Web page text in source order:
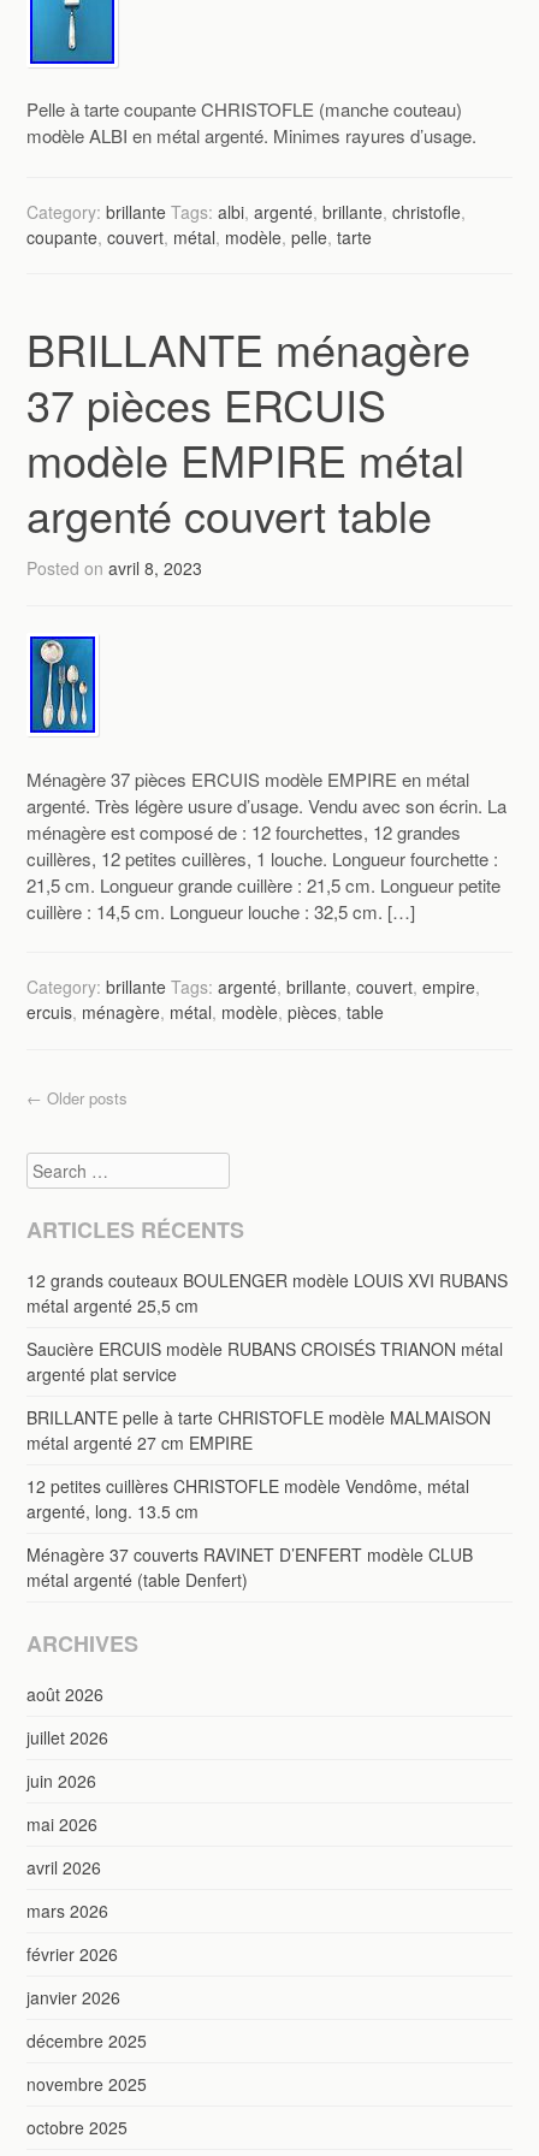
Pelle à tarte coupante CHRISTOFLE (manche couteau)
modèle ALBI en métal argenté. Minimes rayures d’usage.
Category:brillante Tags:albi,argenté,brillante,christofle,
coupante,couvert, métal, modèle,pelle,tarte
BRILLANTE ménagère
37 pièces ERCUIS
modèle EMPIRE métal
argenté couvert table
Posted onavril 8, 2023
Ménagère 37 pièces ERCUIS modèle EMPIRE en métal
argenté. Très légère usure d’usage. Vendu avec son écrin. La
ménagère est composé de : 12 fourchettes, 12 grandes
cuillères, 12 petites cuillères, 1 louche. Longueur fourchette :
21,5 cm. Longueur grande cuillère : 21,5 cm. Longueur petite
cuillère : 14,5 cm. Longueur louche : 32,5 cm. […]
Category:brillante Tags:argenté,brillante,couvert,empire,
ercuis, ménagère, métal, modèle,pièces,table
Post navigation
← Older posts
Search
ARTICLES RÉCENTS
12 grands couteaux BOULENGER modèle LOUIS XVI RUBANS
métal argenté 25,5 cm
Saucière ERCUIS modèle RUBANS CROISÉS TRIANON métal
argenté plat service
BRILLANTE pelle à tarte CHRISTOFLE modèle MALMAISON
métal argenté 27 cm EMPIRE
12 petites cuillères CHRISTOFLE modèle Vendôme, métal
argenté, long. 13.5 cm
Ménagère 37 couverts RAVINET D’ENFERT modèle CLUB
métal argenté (table Denfert)
ARCHIVES
août 2026
juillet 2026
juin 2026
mai 2026
avril 2026
mars 2026
février 2026
janvier 2026
décembre 2025
novembre 2025
octobre 2025